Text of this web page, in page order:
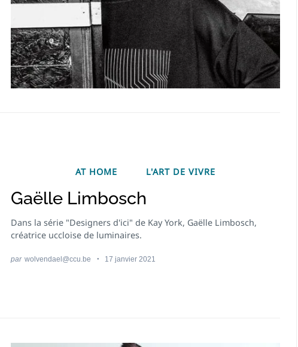
AT HOME L'ART DE VIVRE
Gaëlle Limbosch
Dans la série "Designers d'ici" de Kay York, Gaëlle Limbosch,
créatrice uccloise de luminaires.
par wolvendael@ccu.be 17 janvier 2021